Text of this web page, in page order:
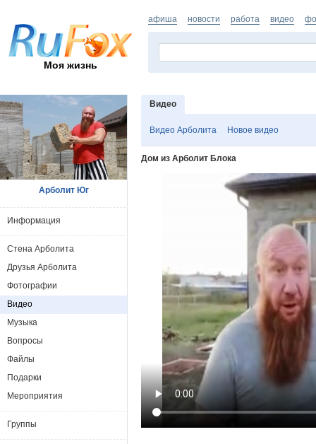
Моя жизнь
афиша новости работа видео
Видео
Видео Арболита Новое видео
Дом из Арболит Блока
Арболит Юг
Информация
Стена Арболита
Друзья Арболита
Фотографии
Видео
Музыка
Вопросы
Файлы
Подарки
Мероприятия
Группы